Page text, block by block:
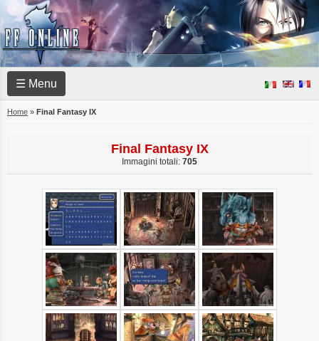
☰ Menu
Home » Final Fantasy IX
Final Fantasy IX
Immagini totali: 705